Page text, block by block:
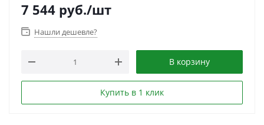
7 544 руб./шт
Нашли дешевле?
В корзину
Купить в 1 клик